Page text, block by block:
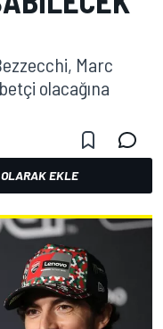
Marc
olacağına
EKLE